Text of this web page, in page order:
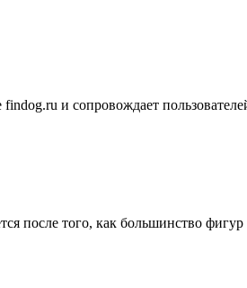
и сопровождает
после того, как большинство